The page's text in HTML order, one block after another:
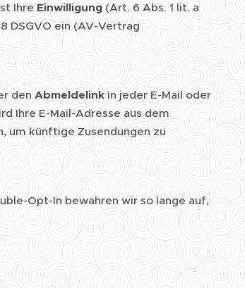
Ihre Einwilligung (Art. 6 Abs. 1 lit. a
DSGVO ein (AV-Vertrag
den Abmeldelink in jeder E-Mail oder
Ihre E-Mail-Adresse aus dem
um künftige Zusendungen zu
Opt-In bewahren wir so lange auf,